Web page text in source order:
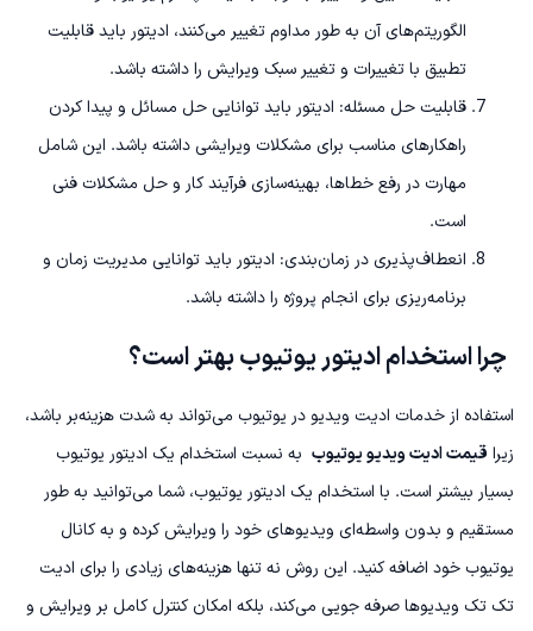
الگوریتم‌های آن به طور مداوم تغییر می‌کنند، ادیتور باید قابلیت
تطبیق با تغییرات و تغییر سبک ویرایش را داشته باشد.
قابلیت حل مسئله: ادیتور باید توانایی حل مسائل و پیدا کردن
راهکارهای مناسب برای مشکلات ویرایشی داشته باشد. این شامل
مهارت در رفع خطاها، بهینه‌سازی فرآیند کار و حل مشکلات فنی
است.
انعطاف‌پذیری در زمان‌بندی: ادیتور باید توانایی مدیریت زمان و
برنامه‌ریزی برای انجام پروژه را داشته باشد.
چرا استخدام ادیتور یوتیوب بهتر است؟
استفاده از خدمات ادیت ویدیو در یوتیوب می‌تواند به شدت هزینه‌بر باشد،
زیرا قیمت ادیت ویدیو یوتیوب به نسبت استخدام یک ادیتور یوتیوب
بسیار بیشتر است. با استخدام یک ادیتور یوتیوب، شما می‌توانید به طور
مستقیم و بدون واسطه‌ای ویدیوهای خود را ویرایش کرده و به کانال
یوتیوب خود اضافه کنید. این روش نه تنها هزینه‌های زیادی را برای ادیت
تک تک ویدیوها صرفه جویی می‌کند، بلکه امکان کنترل کامل بر ویرایش و